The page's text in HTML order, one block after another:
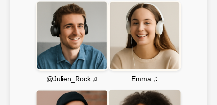
@Julien_Rock ♫ Emma ♫